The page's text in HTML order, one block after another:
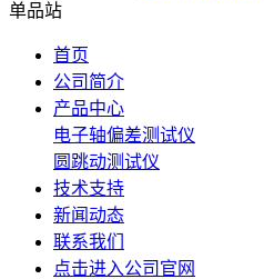
单品站
首页
公司简介
产品中心
电子轴偏差测试仪
圆跳动测试仪
技术支持
新闻动态
联系我们
点击进入公司官网